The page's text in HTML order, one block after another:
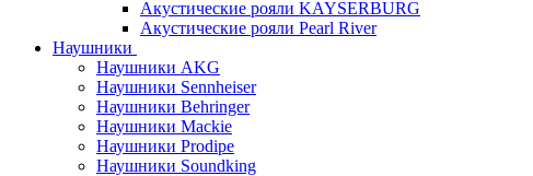
Акустические рояли KAYSERBURG
Акустические рояли Pearl River
Наушники
Наушники AKG
Наушники Sennheiser
Наушники Behringer
Наушники Mackie
Наушники Prodipe
Наушники Soundking